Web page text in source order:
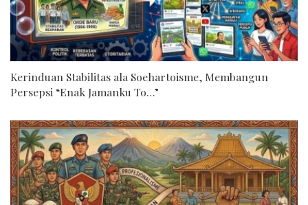
Kerinduan Stabilitas ala Soehartoisme, Membangun
Persepsi “Enak Jamanku To…”